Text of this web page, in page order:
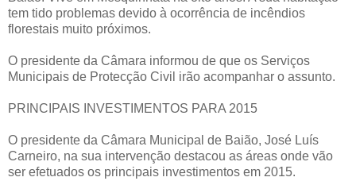
tem tido problemas devido à ocorrência de incêndios
florestais muito próximos.
O presidente da Câmara informou de que os Serviços
Municipais de Protecção Civil irão acompanhar o assunto.
PRINCIPAIS INVESTIMENTOS PARA 2015
O presidente da Câmara Municipal de Baião, José Luís
Carneiro, na sua intervenção destacou as áreas onde vão
ser efetuados os principais investimentos em 2015.